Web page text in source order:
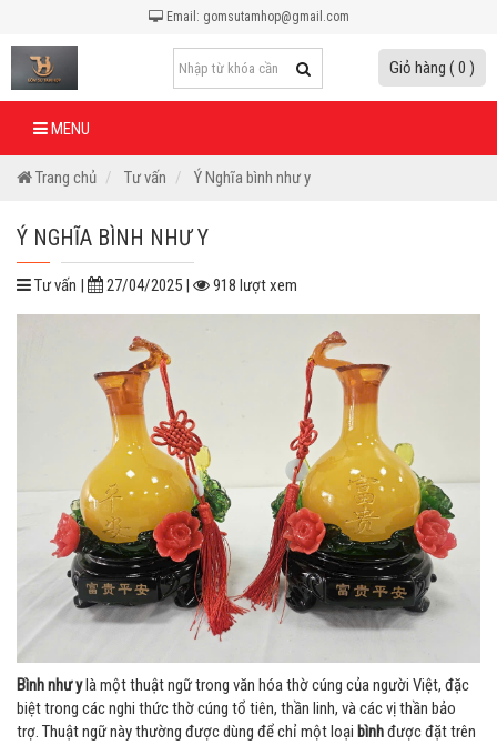
Email: gomsutamhop@gmail.com
Giỏ hàng ( 0 )
MENU
Trang chủ Tư vấn Ý Nghĩa bình như y
Ý NGHĨA BÌNH NHƯ Y
Tư vấn | 27/04/2025 | 918 lượt xem
Bình như ylà một thuật ngữ trong văn hóa thờ cúng của người Việt, đặc
biệt trong các nghi thức thờ cúng tổ tiên, thần linh, và các vị thần bảo
trợ. Thuật ngữ này thường được dùng để chỉ một loại bìnhđược đặt trên